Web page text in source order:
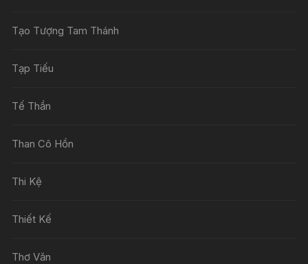
Tạo Tượng Tam Thánh
Tạp Tiếu
Tế Thần
Than Cô Hồn
Thi Kệ
Thiết Kế
Thơ Văn